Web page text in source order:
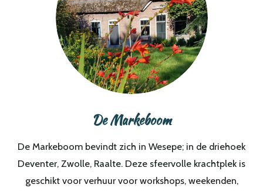
De Markeboom
De Markeboom bevindt zich in Wesepe; in de driehoek
Deventer, Zwolle, Raalte. Deze sfeervolle krachtplek is
geschikt voor verhuur voor workshops, weekenden,